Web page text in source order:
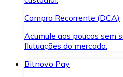
Compra Recorrente (DCA)
Acumule aos poucos sem
flutuações do mercado.
Bitnovo Pay